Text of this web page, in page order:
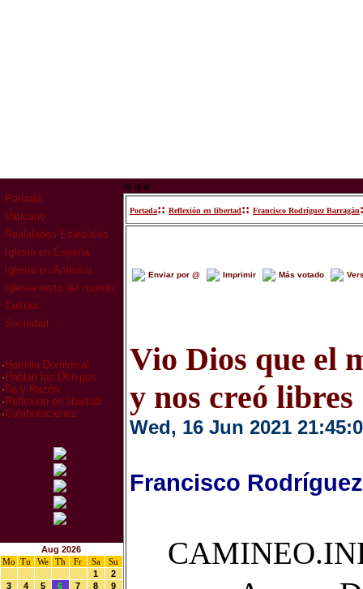
Portada
Vaticano
Realidades Eclesiales
Iglesia en España
Iglesia en América
Iglesia resto del mundo
Cultura
Sociedad
· Homilia Dominical
· Hablan los Obispos
· Fe y Razón
· Reflexion en libertad
·Colaboraciones
Aug 2026
Mo
Tu We Th Fr Sa
Su
1
2
3
4 5 6 7 8
9
www
Portada:: Reflexión en libertad:: Francisco Rodríguez Barragán
Enviar por @ Imprimir Más votado
Vio Dios que el
y nos creó libres
Wed, 16 Jun 2021
Francisco